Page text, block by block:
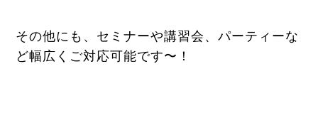
その他にも、セミナーや講習会、パーティーな
ど幅広くご対応可能です〜！